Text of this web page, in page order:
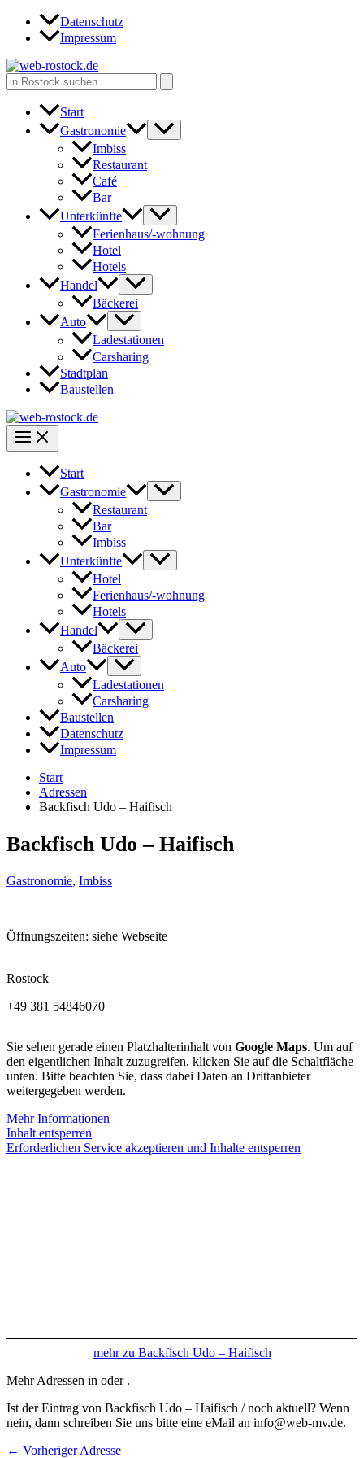
Zum
Inhalt
Datenschutz
Impressum
Search
for:
Start
Gastronomie
Imbiss
Restaurant
Café
Bar
Unterkünfte
Ferienhaus/-wohnung
Hotel
Hotels
Handel
Bäckerei
Auto
Ladestationen
Carsharing
Stadtplan
Baustellen
Start
Gastronomie
Restaurant
Bar
Imbiss
Unterkünfte
Hotel
Ferienhaus/-wohnung
Hotels
Handel
Bäckerei
Auto
Ladestationen
Carsharing
Baustellen
Datenschutz
Impressum
Start
Adressen
Backfisch Udo – Haifisch
Backfisch Udo – Haifisch
Gastronomie, Imbiss
Öffnungszeiten: siehe Webseite
Rostock –
+49 381 54846070
Sie sehen gerade einen Platzhalterinhalt von Google Maps. Um auf
den eigentlichen Inhalt zuzugreifen, klicken Sie auf die Schaltfläche
unten. Bitte beachten Sie, dass dabei Daten an Drittanbieter
weitergegeben werden.
Mehr Informationen
Inhalt entsperren
Erforderlichen Service akzeptieren und Inhalte entsperren
mehr zu Backfisch Udo – Haifisch
Mehr Adressen in oder .
Ist der Eintrag von Backfisch Udo – Haifisch / noch aktuell? Wenn
nein, dann schreiben Sie uns bitte eine eMail an info@web-mv.de.
← Vorheriger Adresse